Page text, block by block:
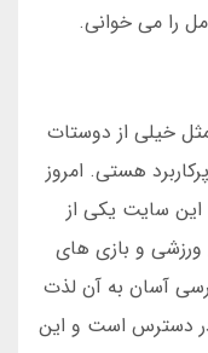
را می خوانی.
خیلی از دوستات
هستی. امروز
سایت یکی از
و بازی های
آسان به آن لذت
دسترس است و این